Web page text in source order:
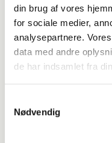
din brug af vores
for sociale medier,
analysepartnere.
data med andre
de har indsamlet fra
Nødvendig
Aktuelt
Farvel til